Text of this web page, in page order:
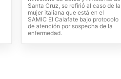
Santa Cruz, se refirió al caso de la
mujer italiana que está en el
SAMIC El Calafate bajo protocolo
de atención por sospecha de la
enfermedad.